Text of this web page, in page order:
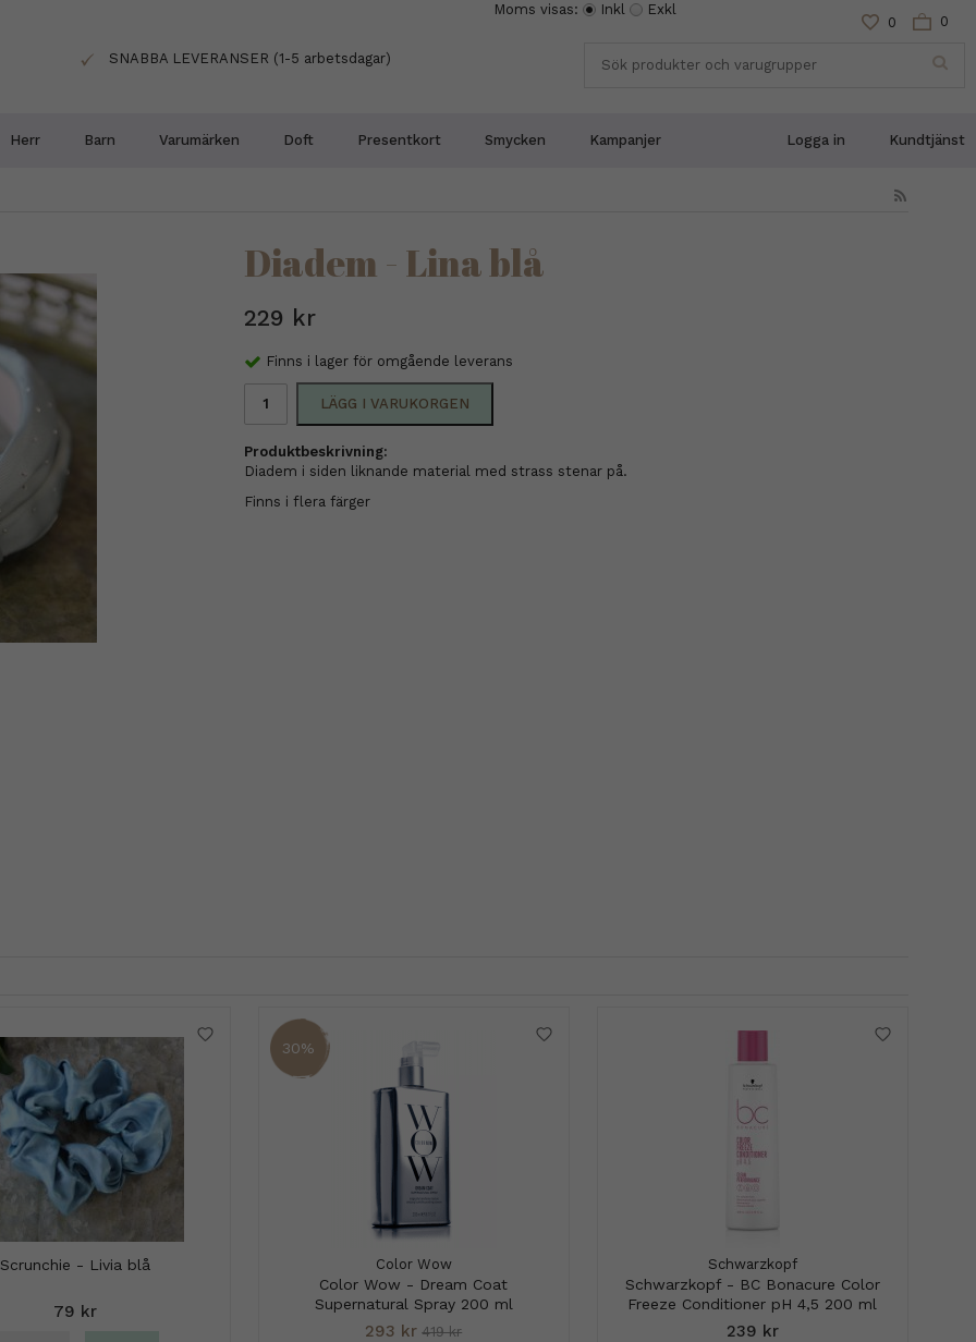
0 0
Moms visas: Inkl Exkl
SNABBA LEVERANSER (1-5 arbetsdagar)
Herr Barn Varumärken Doft Presentkort Smycken Kampanjer Logga in Kundtjänst
Diadem - Lina blå
229 kr
Finns i lager för omgående leverans
LÄGG I VARUKORGEN
Produktbeskrivning:
Diadem i siden liknande material med strass stenar på.
Finns i flera färger
Scrunchie - Livia blå
79 kr
30%
Color Wow
Color Wow - Dream Coat
Supernatural Spray 200 ml
293 kr 419 kr
Schwarzkopf
Schwarzkopf - BC Bonacure Color
Freeze Conditioner pH 4,5 200 ml
239 kr